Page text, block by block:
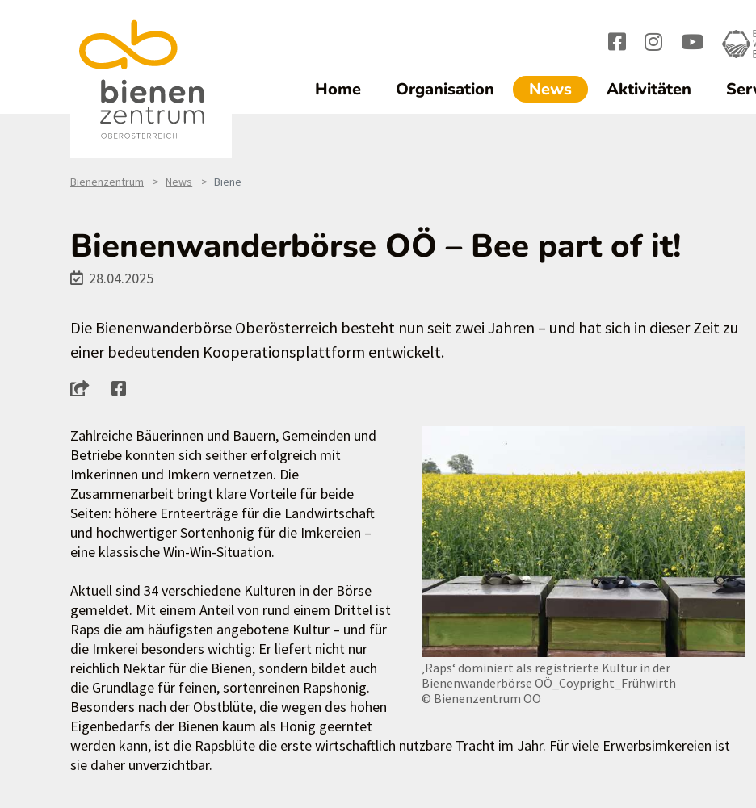
Home Organisation News(current)1
Aktivitäten
Bienenzentrum News Biene
Bienenwanderbörse OÖ – Bee part of it!
28.04.2025
Die Bienenwanderbörse Oberösterreich besteht nun seit zwei Jahren – und hat sich in dieser Zeit zu
einer bedeutenden Kooperationsplattform entwickelt.
‚Raps‘ dominiert als registrierte Kultur in der
Bienenwanderbörse OÖ_Coypright_Frühwirth
© Bienenzentrum OÖ
Zahlreiche Bäuerinnen und Bauern, Gemeinden und
Betriebe konnten sich seither erfolgreich mit
Imkerinnen und Imkern vernetzen. Die
Zusammenarbeit bringt klare Vorteile für beide
Seiten: höhere Ernteerträge für die Landwirtschaft
und hochwertiger Sortenhonig für die Imkereien –
eine klassische Win-Win-Situation.
Aktuell sind 34 verschiedene Kulturen in der Börse
gemeldet. Mit einem Anteil von rund einem Drittel ist
Raps die am häufigsten angebotene Kultur – und für
die Imkerei besonders wichtig: Er liefert nicht nur
reichlich Nektar für die Bienen, sondern bildet auch
die Grundlage für feinen, sortenreinen Rapshonig.
Besonders nach der Obstblüte, die wegen des hohen
Eigenbedarfs der Bienen kaum als Honig geerntet
werden kann, ist die Rapsblüte die erste wirtschaftlich nutzbare Tracht im Jahr. Für viele Erwerbsimkereien ist
sie daher unverzichtbar.